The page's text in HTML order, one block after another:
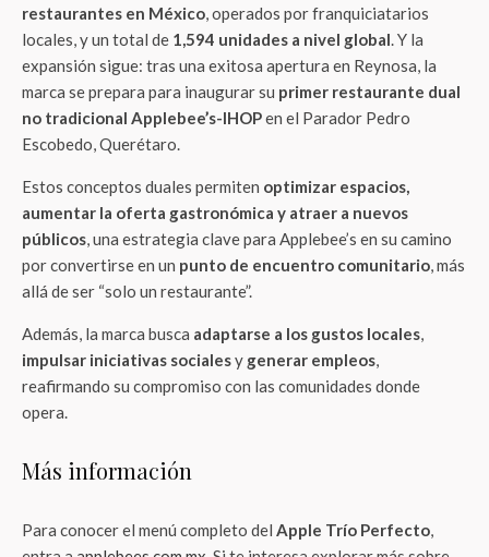
restaurantes en México, operados por franquiciatarios
locales, y un total de 1,594 unidades a nivel global. Y la
expansión sigue: tras una exitosa apertura en Reynosa, la
marca se prepara para inaugurar su primer restaurante dual
no tradicional Applebee’s-IHOPen el Parador Pedro
Escobedo, Querétaro.
Estos conceptos duales permiten optimizar espacios,
aumentar la oferta gastronómica y atraer a nuevos
públicos, una estrategia clave para Applebee’s en su camino
por convertirse en un punto de encuentro comunitario, más
allá de ser “solo un restaurante”.
Además, la marca busca adaptarse a los gustos locales,
impulsar iniciativas socialesy generar empleos,
reafirmando su compromiso con las comunidades donde
opera.
Más información
Para conocer el menú completo del Apple Trío Perfecto,